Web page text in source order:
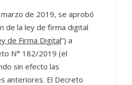
de 2019, se aprobó
de la ley de firma digital
de Firma Digital”) a
N° 182/2019 (el
sin efecto las
anteriores. El Decreto